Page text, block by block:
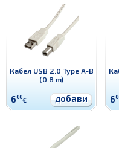
Кабел USB 2.0 Type A-B
(0.8 m)
600€ добави 6